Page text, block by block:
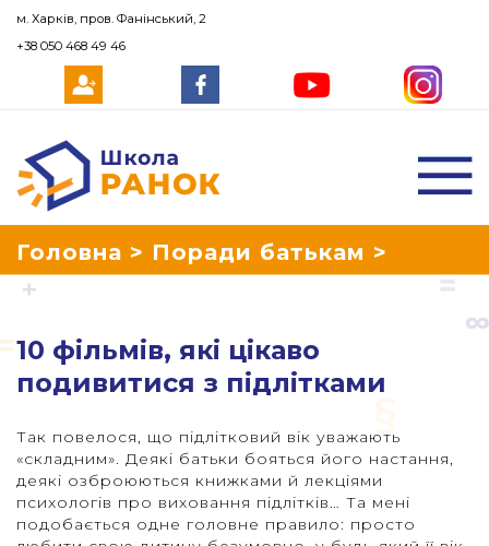
Школа Ранок
Головна > Поради батькам >
10 фільмів, які цікаво
подивитися з підлітками
Так повелося, що підлітковий вік уважають
«складним». Деякі батьки бояться його настання,
деякі озброюються книжками й лекціями
психологів про виховання підлітків… Та мені
подобається одне головне правило: просто
м. Харків, пров. Фанінський, 2
+38 050 468 49 46